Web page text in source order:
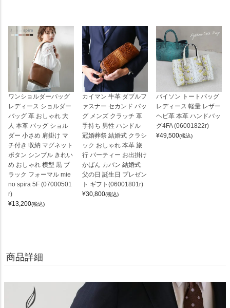
ワンショルダーバッグ
レディース ショルダー
バッグ 革 おしゃれ 大
人 本革 バッグ ショル
ダー 小さめ 肩掛け マ
チ付き 収納 マグネット
ボタン シンプル きれい
め おしゃれ 横型 黒 ブ
ラック フォーマル mie
no spira 5F (07000501
r)
¥13,200(税込)
カイマン 牛革 ダブルフ
ァスナー セカンド バッ
グ メンズ クラッチ 革
手持ち 男性 ハンドル
冠婚葬祭 結婚式 クラシ
ック おしゃれ 本革 旅
行 パーティー お出掛け
かばん カバン 結婚式
父の日 誕生日 プレゼン
ト ギフト(06001801r)
¥30,800(税込)
パイソン トートバッグ
レディース 軽量 レザー
ヘビ革 本革 ハンドバッ
グ4FA (06001822r)
¥49,500(税込)
商品詳細